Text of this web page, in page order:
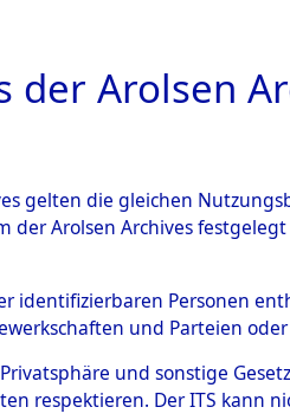
ÜBERSICHT BILD
Arolsen
gelten die gleichen
der Arolsen Archives
identifizierbaren Personen
und Parteien
und sonstige
respektieren. Der ITS kann